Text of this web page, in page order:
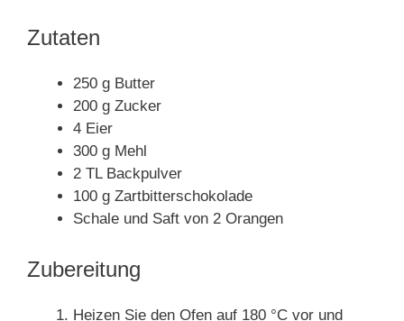
Zutaten
250 g Butter
200 g Zucker
4 Eier
300 g Mehl
2 TL Backpulver
100 g Zartbitterschokolade
Schale und Saft von 2 Orangen
Zubereitung
Heizen Sie den Ofen auf 180 °C vor und